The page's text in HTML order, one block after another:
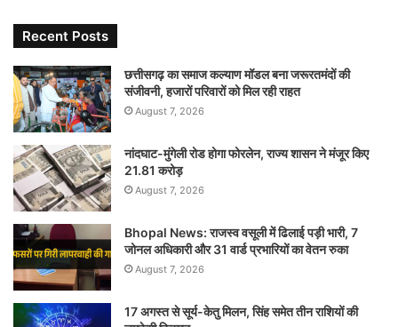
Recent Posts
छत्तीसगढ़ का समाज कल्याण मॉडल बना जरूरतमंदों की
संजीवनी, हजारों परिवारों को मिल रही राहत
August 7, 2026
नांदघाट-मुंगेली रोड होगा फोरलेन, राज्य शासन ने मंजूर किए
21.81 करोड़
August 7, 2026
Bhopal News: राजस्व वसूली में ढिलाई पड़ी भारी, 7
जोनल अधिकारी और 31 वार्ड प्रभारियों का वेतन रुका
August 7, 2026
17 अगस्त से सूर्य-केतु मिलन, सिंह समेत तीन राशियों की